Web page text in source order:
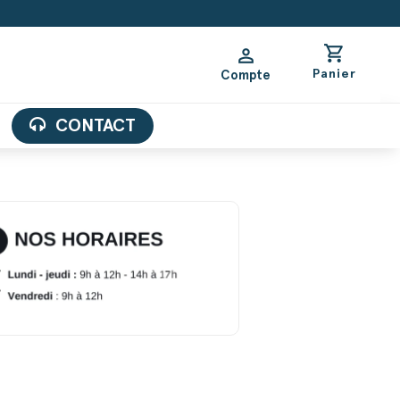
person
Compte
shopping_cart
Panier
CONTACT